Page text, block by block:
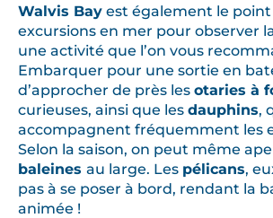
Walvis Bay est également le
excursions en mer pour observer
une activité que l’on vous
Embarquer pour une sortie en
d’approcher de près les otaries à
curieuses, ainsi que les dauphins,
accompagnent fréquemment les
Selon la saison, on peut même
baleines au large. Les pélicans,
pas à se poser à bord, rendant la
animée !